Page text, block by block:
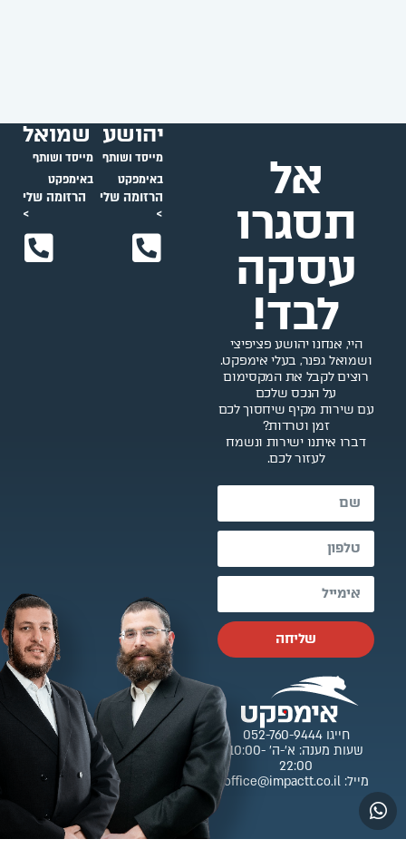
אל
תסגרו
עסקה
לבד!
היי, אנחנו יהושע פציפיצי
ושמואל גפנר, בעלי אימפקט.
רוצים לקבל את המקסימום
על הנכס שלכם
עם שירות מקיף שיחסוך לכם
זמן וטרדות?
דברו איתנו ישירות ונשמח
לעזור לכם.
שליחה
חייגו 052-760-9444
שעות מענה: א’-ה’ 10:00-
22:00
מייל: office@impactt.co.il
יהושע
מייסד ושותף
באימפקט
הרזומה שלי
>
שמואל
מייסד ושותף
באימפקט
הרזומה שלי
>